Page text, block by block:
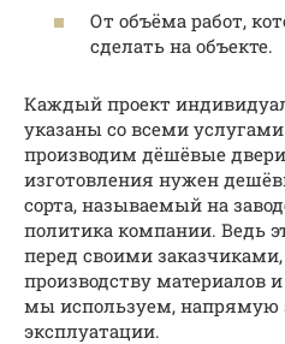
От объёма работ,
сделать на объекте.
Каждый проект
указаны со всеми
производим дёшёвые
изготовления нужен
сорта, называемый на
политика компании. Ведь
перед своими заказчиками,
производству материалов
мы используем, напрямую
эксплуатации.